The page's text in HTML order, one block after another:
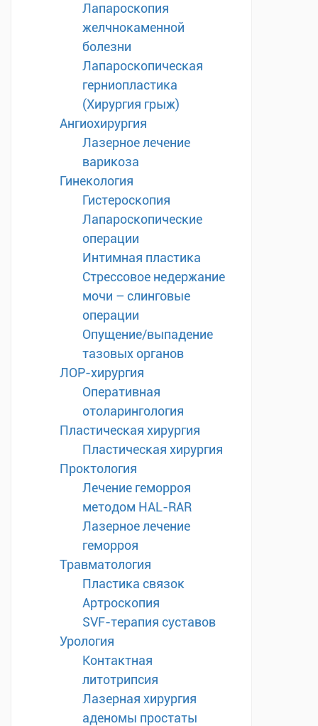
Лапароскопия
желчнокаменной
болезни
Лапароскопическая
герниопластика
(Хирургия грыж)
Ангиохирургия
Лазерное лечение
варикоза
Гинекология
Гистероскопия
Лапароскопические
операции
Интимная пластика
Стрессовое недержание
мочи – слинговые
операции
Опущение/выпадение
тазовых органов
ЛОР-хирургия
Оперативная
отоларингология
Пластическая хирургия
Пластическая хирургия
Проктология
Лечение геморроя
методом HAL-RAR
Лазерное лечение
геморроя
Травматология
Пластика связок
Артроскопия
SVF-терапия суставов
Урология
Контактная
литотрипсия
Лазерная хирургия
аденомы простаты